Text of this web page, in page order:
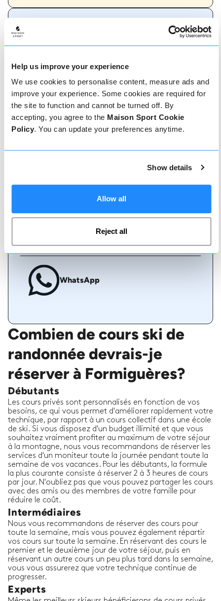
Help us improve your experience
We use cookies to personalise content, measure ads and
improve your experience. Some cookies are required for
the site to function and cannot be turned off. By
accepting, you agree to the Maison Sport Cookie
Policy. You can update your preferences anytime.
Show details
Allow all
Reject all
Comment réserver
Réserver avec nous ne pourrait pas être plus
toujours prête à vous aider - réservez
instantanément en ligne ou parlez à notre équipe
si vous avez besoin d'aide.
Réserver en ligne
Appelez-nous
WhatsApp
Combien de cours ski de
randonnée devrais-je
réserver à Formiguères?
Débutants
Les cours privés sont personnalisés en fonction de vos
besoins, ce qui vous permet d'améliorer rapidement votre
technique, par rapport à un cours collectif dans une école
de ski. Si vous disposez d'un budget illimité et que vous
souhaitez vraiment profiter au maximum de votre séjour
à la montagne, nous vous recommandons de réserver les
services d'un moniteur toute la journée pendant toute la
semaine de vos vacances. Pour les débutants, la formule
la plus courante consiste à réserver 2 à 3 heures de cours
par jour. N'oubliez pas que vous pouvez partager les cours
avec des amis ou des membres de votre famille pour
réduire le coût.
Intermédiaires
Nous vous recommandons de réserver des cours pour
toute la semaine, mais vous pouvez également répartir
vos cours sur toute la semaine. En réservant des cours le
premier et le deuxième jour de votre séjour, puis en
réservant un autre cours un peu plus tard dans la semaine,
vous vous assurerez que votre technique continue de
progresser.
Experts